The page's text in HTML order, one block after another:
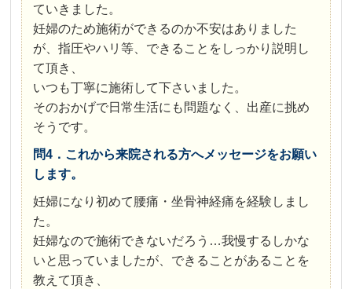
ていきました。
妊婦のため施術ができるのか不安はありました
が、指圧やハリ等、できることをしっかり説明し
て頂き、
いつも丁寧に施術して下さいました。
そのおかげで日常生活にも問題なく、出産に挑め
そうです。
問4．これから来院される方へメッセージをお願い
します。
妊婦になり初めて腰痛・坐骨神経痛を経験しまし
た。
妊婦なので施術できないだろう…我慢するしかな
いと思っていましたが、できることがあることを
教えて頂き、